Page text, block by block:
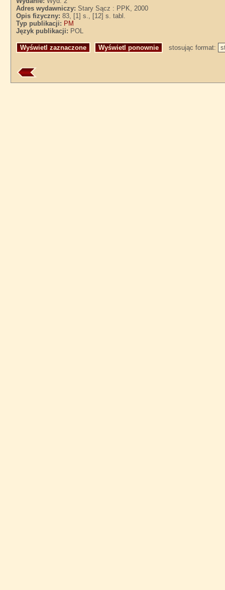
Adres wydawniczy:Stary Sącz : PPK, 2000
Opis fizyczny:83, [1] s., [12] s. tabl.
Typ publikacji: PM
Język publikacji: POL
stosując format: